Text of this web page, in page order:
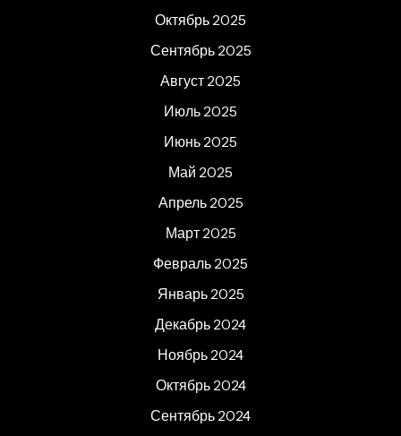
Октябрь 2025
Сентябрь 2025
Август 2025
Июль 2025
Июнь 2025
Май 2025
Апрель 2025
Март 2025
Февраль 2025
Январь 2025
Декабрь 2024
Ноябрь 2024
Октябрь 2024
Сентябрь 2024